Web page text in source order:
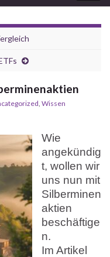
, Wissen
Wie
angekündig
t, wollen wir
uns nun mit
Silberminen
aktien
beschäftige
n.
Im Artikel